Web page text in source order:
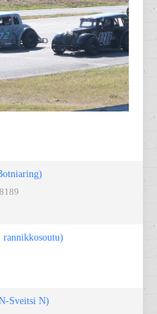
8189
Sveitsi N)